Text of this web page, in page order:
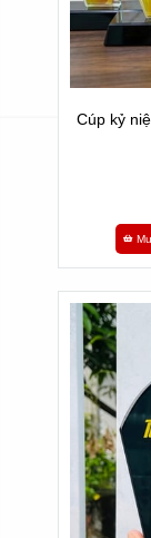
Cúp kỷ